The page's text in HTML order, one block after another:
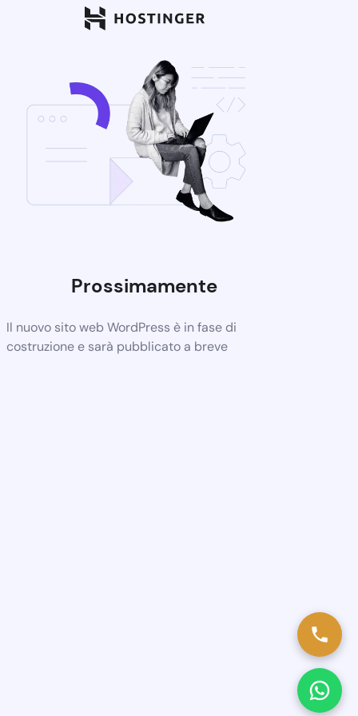
Prossimamente
Il nuovo sito web WordPress è in fase di
costruzione e sarà pubblicato a breve